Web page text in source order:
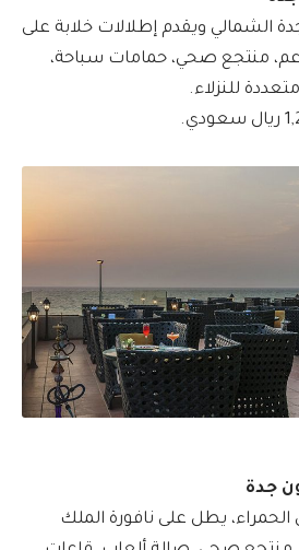
الشمالي ويقدم إطلالات خلابة على
منتجع صحي، حمامات سباحة،
للنزلاء.
يطل على نافورة الملك